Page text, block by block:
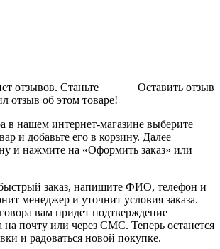
Оставить отзыв
отзывов. Станьте
отзыв об этом товаре!
в нашем интернет-магазине выберите
и добавьте его в корзину. Далее
и нажмите на «Оформить заказ» или
заказ, напишите ФИО, телефон и
менеджер и уточнит условия заказа.
вам придет подтверждение
на почту или через СМС. Теперь останется
и радоваться новой покупке.